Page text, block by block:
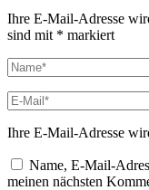
Ihre E-Mail-Adresse
sind mit * markiert
Ihre E-Mail-Adresse
Name, E-Mail-
meinen nächsten